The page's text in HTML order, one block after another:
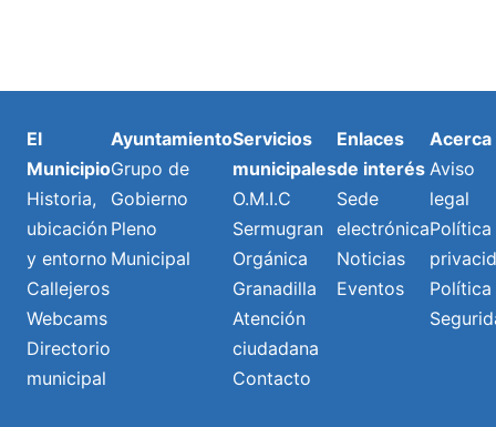
El
Municipio
Historia,
ubicación
y entorno
Callejeros
Webcams
Directorio
municipal
Ayuntamiento
Grupo de
Gobierno
Pleno
Municipal
Servicios
municipales
O.M.I.C
Sermugran
Orgánica
Granadilla
Atención
ciudadana
Contacto
Enlaces
de interés
Sede
electrónica
Noticias
Eventos
Acerca
Aviso
legal
Política
Política